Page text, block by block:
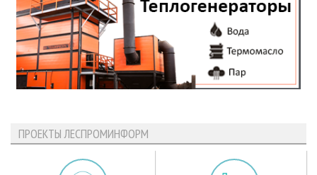
ПРОЕКТЫ ЛЕСПРОМИНФОРМ